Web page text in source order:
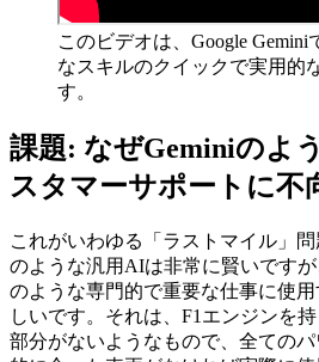
このビデオは、Google
なスキルのクイックで実用的
す。
課題: なぜGeminiのよ
スタマーサポートに不
これがいわゆる「ラストマイル」
のような汎用AIは非常に賢いですが
のような専門的で重要な仕事に使
しいです。それは、F1エンジンを
部分がないようなもので、全ての